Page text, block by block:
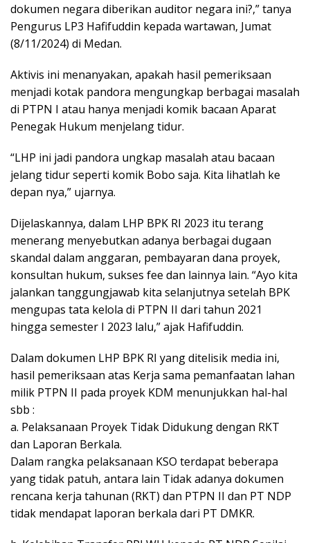
dokumen negara diberikan auditor negara ini?,” tanya
Pengurus LP3 Hafifuddin kepada wartawan, Jumat
(8/11/2024) di Medan.
Aktivis ini menanyakan, apakah hasil pemeriksaan
menjadi kotak pandora mengungkap berbagai masalah
di PTPN I atau hanya menjadi komik bacaan Aparat
Penegak Hukum menjelang tidur.
“LHP ini jadi pandora ungkap masalah atau bacaan
jelang tidur seperti komik Bobo saja. Kita lihatlah ke
depan nya,” ujarnya.
Dijelaskannya, dalam LHP BPK RI 2023 itu terang
menerang menyebutkan adanya berbagai dugaan
skandal dalam anggaran, pembayaran dana proyek,
konsultan hukum, sukses fee dan lainnya lain. “Ayo kita
jalankan tanggungjawab kita selanjutnya setelah BPK
mengupas tata kelola di PTPN II dari tahun 2021
hingga semester I 2023 lalu,” ajak Hafifuddin.
Dalam dokumen LHP BPK RI yang ditelisik media ini,
hasil pemeriksaan atas Kerja sama pemanfaatan lahan
milik PTPN II pada proyek KDM menunjukkan hal-hal
sbb :
a. Pelaksanaan Proyek Tidak Didukung dengan RKT
dan Laporan Berkala.
Dalam rangka pelaksanaan KSO terdapat beberapa
yang tidak patuh, antara lain Tidak adanya dokumen
rencana kerja tahunan (RKT) dan PTPN II dan PT NDP
tidak mendapat laporan berkala dari PT DMKR.